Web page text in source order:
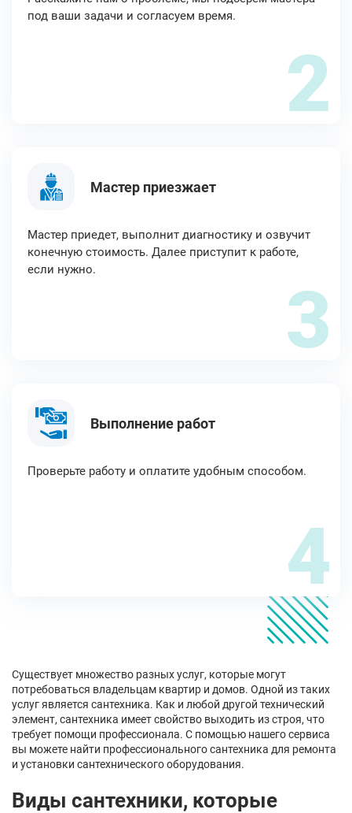
под ваши задачи и согласуем время.
2
Мастер приезжает
Мастер приедет, выполнит диагностику и озвучит
конечную стоимость. Далее приступит к работе,
если нужно.
3
Выполнение работ
Проверьте работу и оплатите удобным способом.
4
Существует множество разных услуг, которые могут
потребоваться владельцам квартир и домов. Одной из таких
услуг является сантехника. Как и любой другой технический
элемент, сантехника имеет свойство выходить из строя, что
требует помощи профессионала. С помощью нашего сервиса
вы можете найти профессионального сантехника для ремонта
и установки сантехнического оборудования.
Виды сантехники, которые